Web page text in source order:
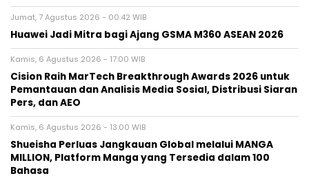
Jumat, 7 Agustus 2026 - 00:42 WIB
Huawei Jadi Mitra bagi Ajang GSMA M360 ASEAN 2026
Kamis, 6 Agustus 2026 - 17:00 WIB
Cision Raih MarTech Breakthrough Awards 2026 untuk
Pemantauan dan Analisis Media Sosial, Distribusi Siaran
Pers, dan AEO
Kamis, 6 Agustus 2026 - 13:00 WIB
Shueisha Perluas Jangkauan Global melalui MANGA
MILLION, Platform Manga yang Tersedia dalam 100
Bahasa